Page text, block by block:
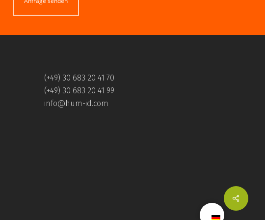
(+49) 30 683 20 41 70
(+49) 30 683 20 41 99
info@hum-id.com